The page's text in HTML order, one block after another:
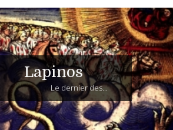
Lapinos
Le dernier des...